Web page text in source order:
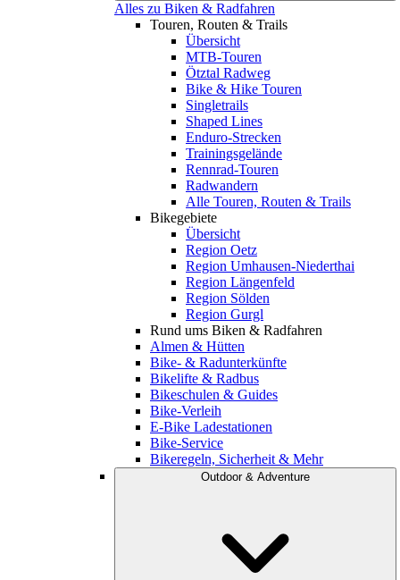
Alles zu Biken & Radfahren
Touren, Routen & Trails
Übersicht
MTB-Touren
Ötztal Radweg
Bike & Hike Touren
Singletrails
Shaped Lines
Enduro-Strecken
Trainingsgelände
Rennrad-Touren
Radwandern
Alle Touren, Routen & Trails
Bikegebiete
Übersicht
Region Oetz
Region Umhausen-Niederthai
Region Längenfeld
Region Sölden
Region Gurgl
Rund ums Biken & Radfahren
Almen & Hütten
Bike- & Radunterkünfte
Bikelifte & Radbus
Bikeschulen & Guides
Bike-Verleih
E-Bike Ladestationen
Bike-Service
Bikeregeln, Sicherheit & Mehr
Outdoor & Adventure